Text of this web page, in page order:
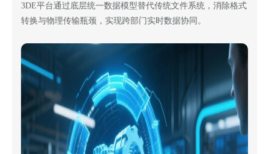
3DE平台通过底层统一数据模型替代传统文件系统，消除格式
转换与物理传输瓶颈，实现跨部门实时数据协同。